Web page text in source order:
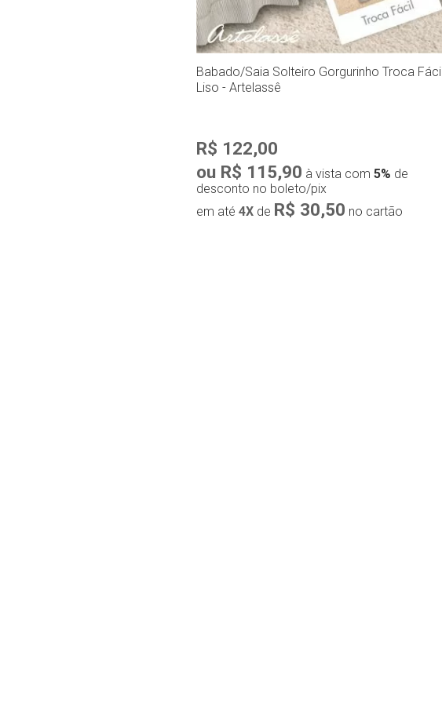
Babado/Saia Solteiro Gorgurinho Troca Fácil
Liso - Artelassê
R$ 122,00
ou R$ 115,90 à vista com 5% de
desconto no boleto/pix
em até 4X de R$ 30,50 no cartão